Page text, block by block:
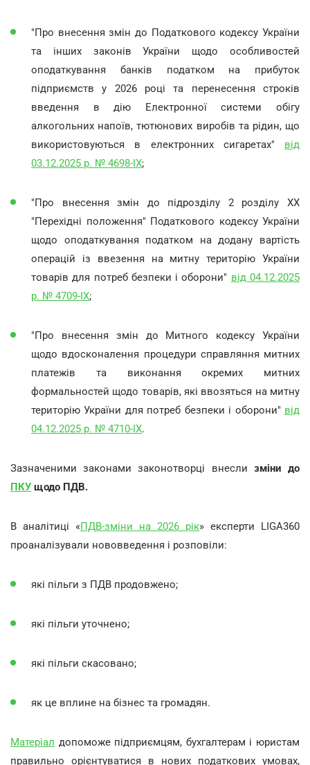
"Про внесення змін до Податкового кодексу України
та інших законів України щодо особливостей
оподаткування банків податком на прибуток
підприємств у 2026 році та перенесення строків
введення в дію Електронної системи обігу
алкогольних напоїв, тютюнових виробів та рідин, що
використовуються в електронних сигаретах" від
03.12.2025 р. № 4698-IX;
"Про внесення змін до підрозділу 2 розділу XX
"Перехідні положення" Податкового кодексу України
щодо оподаткування податком на додану вартість
операцій із ввезення на митну територію України
товарів для потреб безпеки і оборони" від 04.12.2025
р. № 4709-IX;
"Про внесення змін до Митного кодексу України
щодо вдосконалення процедури справляння митних
платежів та виконання окремих митних
формальностей щодо товарів, які ввозяться на митну
територію України для потреб безпеки і оборони" від
04.12.2025 р. № 4710-IX.
Зазначеними законами законотворці внесли зміни до
ПКУ щодо ПДВ.
В аналітиці «ПДВ-зміни на 2026 рік» експерти LIGA360
проаналізували нововведення і розповіли:
які пільги з ПДВ продовжено;
які пільги уточнено;
які пільги скасовано;
як це вплине на бізнес та громадян.
Матеріал допоможе підприємцям, бухгалтерам і юристам
правильно орієнтуватися в нових податкових умовах,